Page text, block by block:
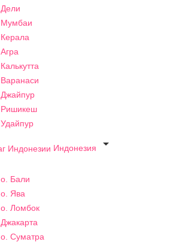
Дели
Мумбаи
Керала
Агра
Калькутта
Варанаси
Джайпур
Ришикеш
Удайпур
Индонезия

о. Бали
о. Ява
о. Ломбок
Джакарта
о. Суматра